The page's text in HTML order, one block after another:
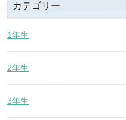
カテゴリー
1年生
2年生
3年生